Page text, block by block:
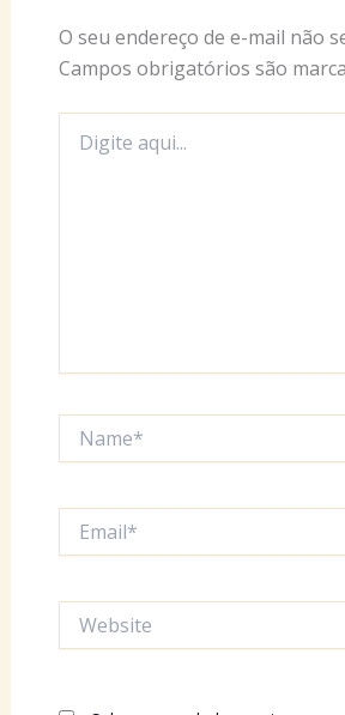
O seu endereço de e-mail não
Campos obrigatórios são
aqui...